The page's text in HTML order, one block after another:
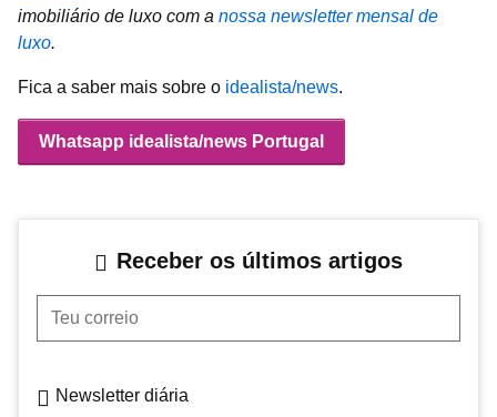
imobiliário de luxo com a nossa newsletter mensal de
luxo.
Fica a saber mais sobre o idealista/news.
Whatsapp idealista/news Portugal
Receber os últimos artigos
Teu correio
Newsletter diária